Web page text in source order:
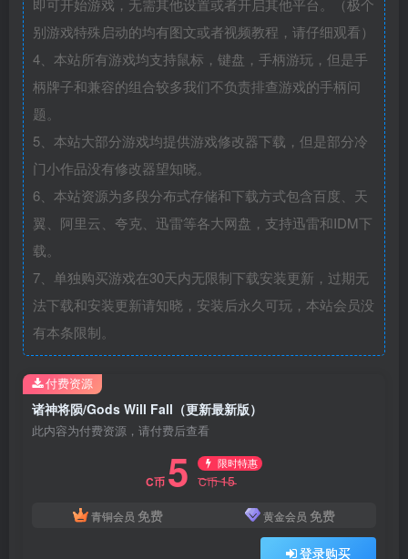
别游戏特殊启动的均有图文或者视频教程，请仔细观看）
4、本站所有游戏均支持鼠标，键盘，手柄游玩，但是手
柄牌子和兼容的组合较多我们不负责排查游戏的手柄问
题。
5、本站大部分游戏均提供游戏修改器下载，但是部分冷
门小作品没有修改器望知晓。
6、本站资源为多段分布式存储和下载方式包含百度、天
翼、阿里云、夸克、迅雷等各大网盘，支持迅雷和IDM下
载。
7、单独购买游戏在30天内无限制下载安装更新，过期无
法下载和安装更新请知晓，安装后永久可玩，本站会员没
有本条限制。
诸神将陨/Gods Will Fall（更新最新版）
此内容为付费资源，请付费后查看
C币 5 限时特惠
C币15
青铜会员 免费 黄金会员 免费
登录购买
付费资源